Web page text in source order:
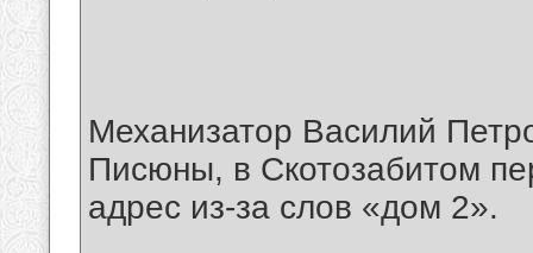
Механизатор Василий
Писюны, в Скотозабитом
адрес из-за слов «дом 2».